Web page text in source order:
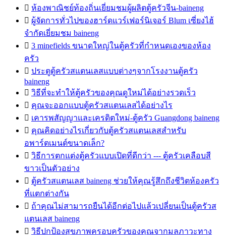
 ห้องพาณิชย์ท้องถิ่นเยี่ยมชมผู้ผลิตตู้ครัวจีน-baineng
 ผู้จัดการทั่วไปของฮาร์ดแวร์เฟอร์นิเจอร์ Blum เซี่ยงไฮ้
จำกัดเยี่ยมชม baineng
 3 minefields ขนาดใหญ่ในตู้ครัวที่กำหนดเองของห้อง
ครัว
 ประตูตู้ครัวสแตนเลสแบบต่างๆจากโรงงานตู้ครัว
baineng
 วิธีที่จะทำให้ตู้ครัวของคุณดูใหม่ได้อย่างรวดเร็ว
 คุณจะออกแบบตู้ครัวสแตนเลสได้อย่างไร
 เคารพสัญญาและเครดิตใหม่-ตู้ครัว Guangdong baineng
 คุณคิดอย่างไรเกี่ยวกับตู้ครัวสแตนเลสสำหรับ
อพาร์ตเมนต์ขนาดเล็ก?
 วิธีการตกแต่งตู้ครัวแบบเปิดที่ดีกว่า --- ตู้ครัวเคลือบสี
ขาวเป็นตัวอย่าง
 ตู้ครัวสแตนเลส baineng ช่วยให้คุณรู้สึกถึงชีวิตห้องครัว
ที่แตกต่างกัน
 ถ้าคุณไม่สามารถยืนได้อีกต่อไปแล้วเปลี่ยนเป็นตู้ครัวส
แตนเลส baineng
 วิธีปกป้องสุขภาพครอบครัวของคุณจากมลภาวะทาง